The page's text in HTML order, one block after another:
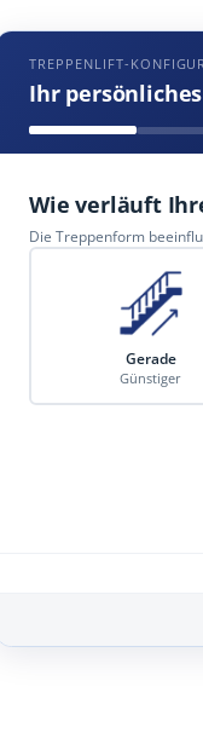
TREPPENLIFT-
Ihr
Wie verläuft
Die Treppenform
Gerade
Günstiger